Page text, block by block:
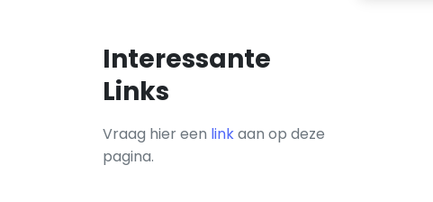
Interessante
Links
Vraag hier een linkaan op deze
pagina.